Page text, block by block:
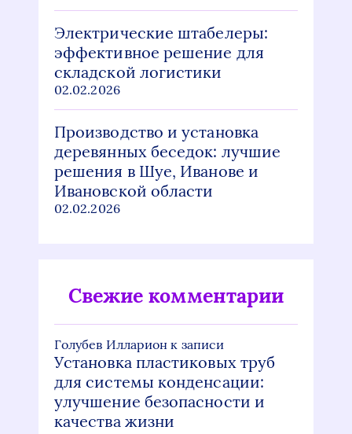
Электрические штабелеры:
эффективное решение для
складской логистики
02.02.2026
Производство и установка
деревянных беседок: лучшие
решения в Шуе, Иванове и
Ивановской области
02.02.2026
Свежие комментарии
Голубев Илларион к записи
Установка пластиковых труб
для системы конденсации:
улучшение безопасности и
качества жизни